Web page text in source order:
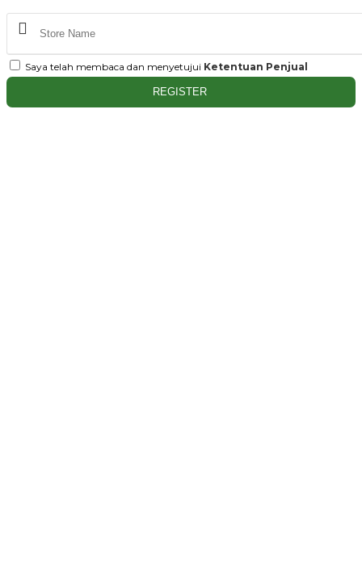
Saya telah membaca dan menyetujui Ketentuan Penjual
REGISTER